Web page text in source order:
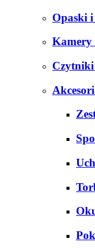
Opaski
Kamery
Czytniki